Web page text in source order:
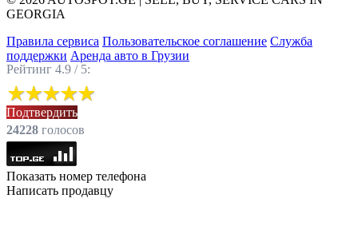
GEORGIA
Правила сервиса Пользовательское соглашение Служба
поддержки Аренда авто в Грузии
Рейтинг 4.9 / 5:
Подтвердить
24228 голоcов
Показать номер телефона
Написать продавцу